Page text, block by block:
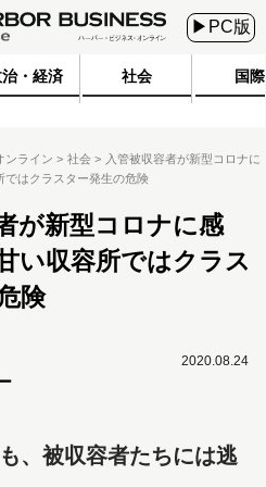
▶PC版
・経済 社会 国際
ンライン 社会
入管被収容者が新型コロナに
ではクラスター発生の危険
が新型コロナに感
い収容所ではクラス
険
2020.08.24
、被収容者たちには逃